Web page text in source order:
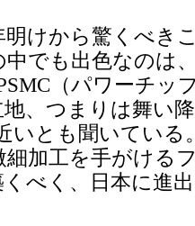
けから驚くべき
でも出色なのは
（パワーチッ
、つまりは舞い
いとも聞いている
加工を手がける
べく、日本に進